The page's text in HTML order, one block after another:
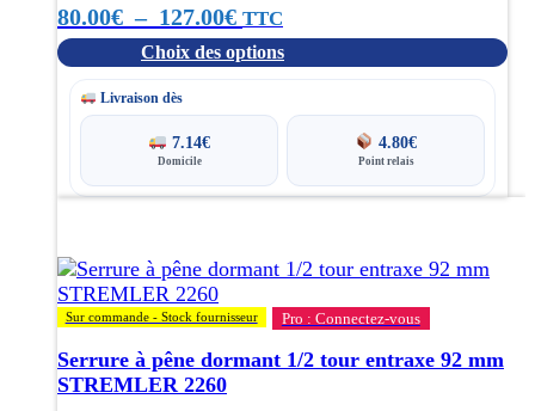
80.00€ – 127.00€Plage
de
à
TTC
Choix des options
page
du
Livraison dès
7.14€
Domicile
4.80€
Point relais
Sur commande - Stock fournisseur Pro : Connectez-vous
Serrure à pêne dormant 1/2 tour entraxe 92 mm
STREMLER 2260
a
plusieurs
variations.
Les
options
peuvent